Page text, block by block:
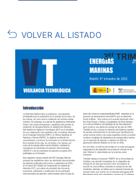
VOLVER AL LISTADO
3er